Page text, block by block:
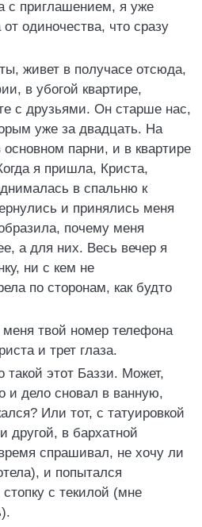
с приглашением, я уже
одиночества, что сразу
живет в получасе отсюда,
в убогой квартире,
с друзьями. Он старше нас,
уже за двадцать. На
основном парни, и в квартире
я пришла, Криста,
в спальню к
и принялись меня
почему меня
а для них. Весь вечер я
ни с кем не
по сторонам, как будто
твой номер телефона
и трет глаза.
этот Баззи. Может,
и дело сновал в ванную,
Или тот, с татуировкой
другой, в бархатной
спрашивал, не хочу ли
и попытался
с текилой (мне